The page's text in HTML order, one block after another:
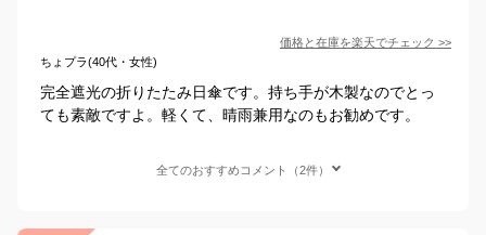
価格と在庫を楽天でチェック >>
ちょプラ(40代・女性)
完全遮光の折りたたみ日傘です。持ち手が木製なのでとっ
ても素敵ですよ。軽くて、晴雨兼用なのもお勧めです。
全てのおすすめコメント（2件）